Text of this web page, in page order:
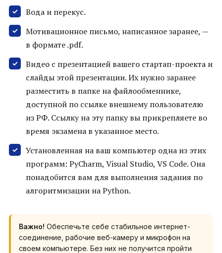
Вода и перекус.
Мотивационное письмо, написанное заранее, —
в формате .pdf.
Видео с презентацией вашего стартап-проекта и
слайды этой презентации. Их нужно заранее
разместить в папке на файлообменнике,
доступной по ссылке внешнему пользователю
из РФ. Ссылку на эту папку вы прикрепляете во
время экзамена в указанное место.
Установленная на ваш компьютер одна из этих
программ: PyCharm, Visual Studio, VS Code. Она
понадобится вам для выполнения задания по
алгоритмизации на Python.
Важно! Обеспечьте себе стабильное интернет-
соединение, рабочие веб-камеру и микрофон на
своем компьютере. Без них не получится пройти